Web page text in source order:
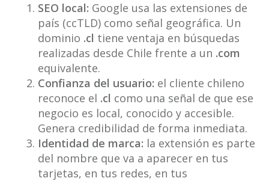
SEO local: Google usa las extensiones de
país (ccTLD) como señal geográfica. Un
dominio .cl tiene ventaja en búsquedas
realizadas desde Chile frente a un .com
equivalente.
Confianza del usuario: el cliente chileno
reconoce el .cl como una señal de que ese
negocio es local, conocido y accesible.
Genera credibilidad de forma inmediata.
Identidad de marca: la extensión es parte
del nombre que va a aparecer en tus
tarjetas, en tus redes, en tus